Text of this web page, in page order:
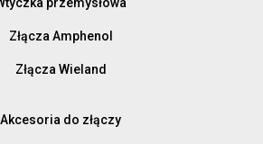
Złącza Amphenol
Złącza Wieland
Akcesoria do złączy